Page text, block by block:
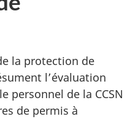
la protection de
l’évaluation
personnel de la CCSN
de permis à